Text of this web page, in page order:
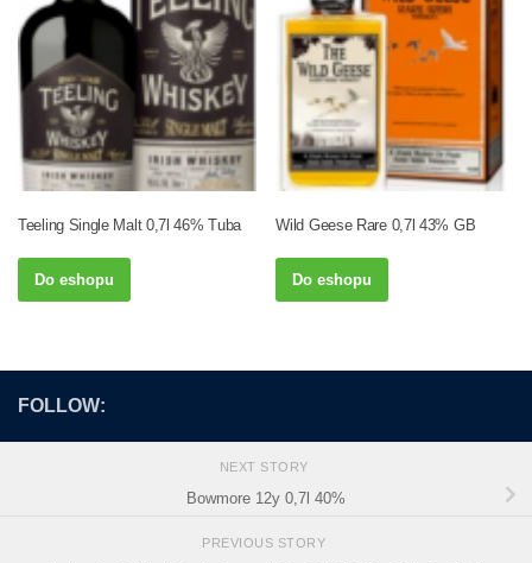
Teeling Single Malt 0,7l 46% Tuba
Do eshopu
Wild Geese Rare 0,7l 43% GB
Do eshopu
FOLLOW:
NEXT STORY
Bowmore 12y 0,7l 40%
PREVIOUS STORY